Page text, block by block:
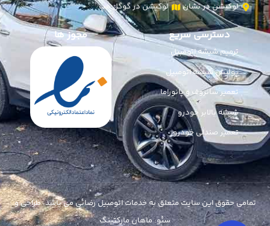
لوکیشن در نشان لوکیشن در گوگل مپ
دسترسی سریع
ترمیم شیشه اتومبیل
پولیش شیشه اتومبیل
تعمیر سانروف و پانوراما
شیشه بالابر خودرو
تعمیر صندلی خودرو
مجوز ها
تمامی حقوق این سایت متعلق به خدمات اتومبیل رضائی می باشد. طراحی و
سئو:‌ ماهان مارکتینگ